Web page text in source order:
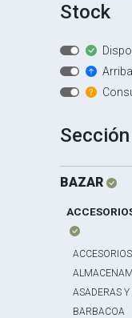
Stock
Sección
BAZAR
ACCESORIOS
ASADERAS
BARBACOA